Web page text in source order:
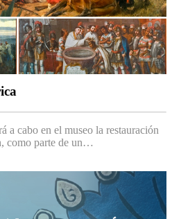
a cabo en el museo la restauración
como parte de un…